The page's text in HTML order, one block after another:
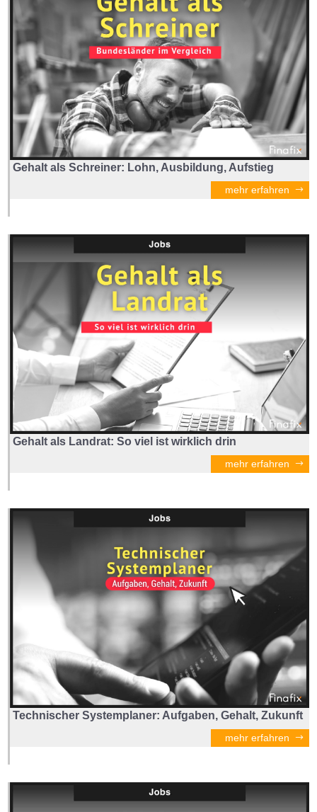
Gehalt als Schreiner: Lohn, Ausbildung, Aufstieg
mehr erfahren
Gehalt als Landrat: So viel ist wirklich drin
mehr erfahren
Technischer Systemplaner: Aufgaben, Gehalt, Zukunft
mehr erfahren